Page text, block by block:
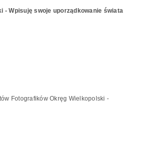
- Wpisuję swoje uporządkowanie świata
Fotografików Okręg Wielkopolski -